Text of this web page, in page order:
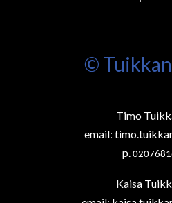
©
Timo
email:
p.
Kaisa